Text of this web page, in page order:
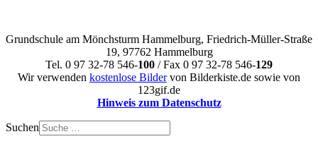
Grundschule am Mönchsturm Hammelburg, Friedrich-Müller-Straße
19, 97762 Hammelburg
Tel. 0 97 32-78 546-100 / Fax 0 97 32-78 546-129
Wir verwenden kostenlose Bildervon Bilderkiste.de sowie von
123gif.de
Hinweis zum Datenschutz
Suchen